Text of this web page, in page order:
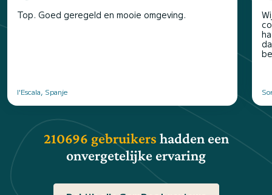
Top. Goed geregeld en mooie omgeving.
l'Escala, Spanje
210696 gebruikers hadden een
onvergetelijke ervaring